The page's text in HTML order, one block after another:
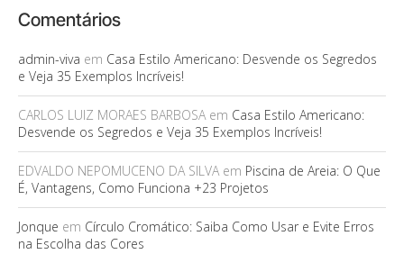
Comentários
admin-viva em Casa Estilo Americano: Desvende os Segredos
e Veja 35 Exemplos Incríveis!
CARLOS LUIZ MORAES BARBOSAem Casa Estilo Americano:
Desvende os Segredos e Veja 35 Exemplos Incríveis!
EDVALDO NEPOMUCENO DA SILVAem Piscina de Areia: O Que
É, Vantagens, Como Funciona +23 Projetos
Jonque em Círculo Cromático: Saiba Como Usar e Evite Erros
na Escolha das Cores